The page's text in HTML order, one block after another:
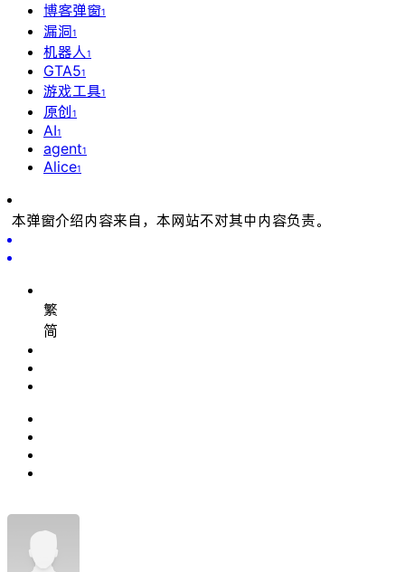
博客弹窗1
漏洞1
机器人1
GTA51
游戏工具1
原创 1
AI1
agent1
Alice1
本弹窗介绍内容来自 ，本网站不对其中内容负责。
繁
简